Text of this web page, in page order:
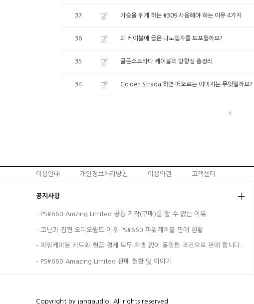
37 가슴을 뛰게 하는 #309 사용해야 하는 이유 4가지
36 왜 케이블에 금은 나노입자를 도포할까요?
35 골든스트라다 케이블의 방향성 총정리
34 Golden Strada 하면 떠오르는 이미지는 무엇일까요?
<<
이용안내 개인정보처리방침 이용약관 고객센터
공지사항
- PS#660 Amzing Limited 공동 제작(구매)를 할 수 없는 이유
- 코난과 김편 오디오월드 이후 PS#660 파워케이블 판매 현황
- 파워케이블 카드와 현금 결제 모두 차별 없이 동일한 조건으로 판매 합니다.
- PS#660 Amazing Limited 판매 현황 및 이야기
Copyright by jangaudio. All rights reserved